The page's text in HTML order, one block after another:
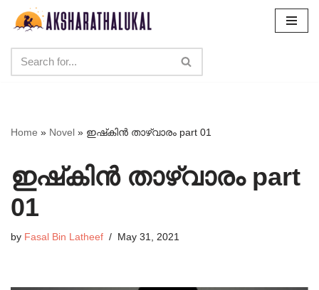
content
Home » Novel » ഇഷ്‌കിൻ താഴ്‌വാരം part 01
ഇഷ്‌കിൻ താഴ്‌വാരം part
01
by Fasal Bin Latheef May 31, 2021